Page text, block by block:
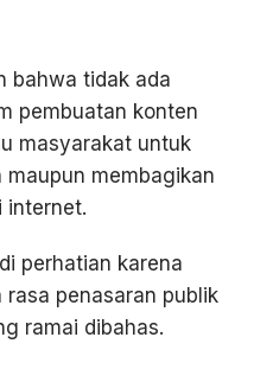
bahwa tidak ada
pembuatan konten
masyarakat untuk
membagikan
internet.
perhatian karena
penasaran publik
ramai dibahas.